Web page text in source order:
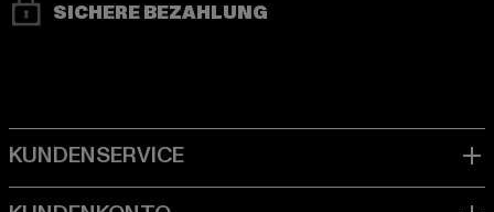
SICHERE BEZAHLUNG